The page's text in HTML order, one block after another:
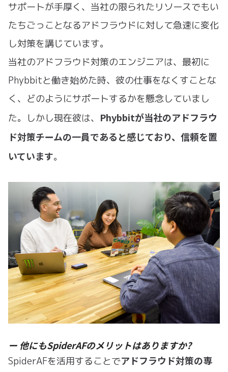
サポートが手厚く、当社の限られたリソースでもい
たちごっことなるアドフラウドに対して急速に変化
し対策を講じています。
当社のアドフラウド対策のエンジニアは、最初に
Phybbitと働き始めた時、彼の仕事をなくすことな
く、どのようにサポートするかを懸念していまし
た。しかし現在彼は、 Phybbitが当社のアドフラウ
ド対策チームの一員であると感じており、信頼を置
いています。
ー 他にもSpiderAFのメリットはありますか?
SpiderAFを活用することでアドフラウド対策の専